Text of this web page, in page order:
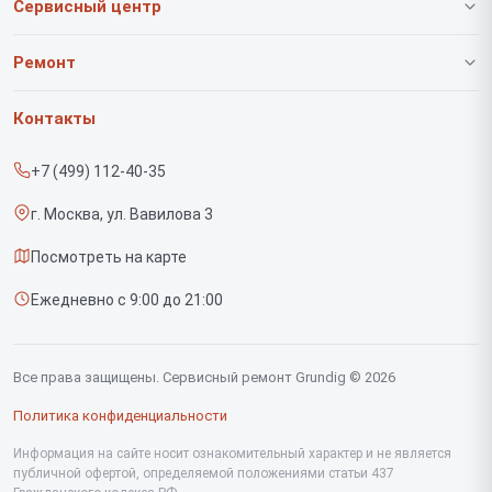
Сервисный центр
О нашем сервисе
Срочный ремонт
Доставка и способы оплаты
Диагностика
Контакты
Ремонт
Роботов-пылесосов
Сушильных машин
Кофеварок
Контакты
+7 (499) 112-40-35
г. Москва, ул. Вавилова 3
Посмотреть на карте
Ежедневно с 9:00 до 21:00
Все права защищены. Сервисный ремонт Grundig © 2026
Политика конфиденциальности
Информация на сайте носит ознакомительный характер и не является
публичной офертой, определяемой положениями статьи 437